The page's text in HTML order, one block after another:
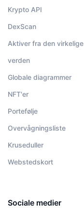
Krypto API
DexScan
Aktiver fra den virkelige
verden
Globale diagrammer
NFT'er
Portefølje
Overvågningsliste
Kruseduller
Webstedskort
Sociale medier